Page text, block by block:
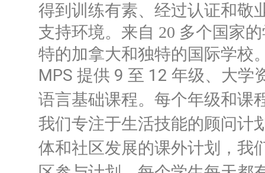
得到训练有素、经过认证和敬
支持环境。 来自 20 多个国家
特的加拿大和独特的国际学校
MPS 提供 9 至 12 年级、大学
语言基础课程。 每个年级和课
我们专注于生活技能的顾问计
体和社区发展的课外计划，我